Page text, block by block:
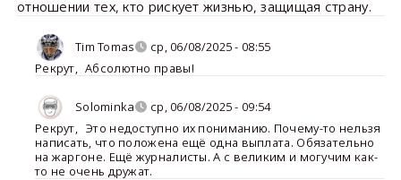
отношении тех, кто рискует жизнью, защищая страну.
Tim Tomas
ср, 06/08/2025 - 08:55
Рекрут
Абсолютно правы!
Solominka
ср, 06/08/2025 - 09:54
Рекрут
Это недоступно их пониманию. Почему-то нельзя
написать, что положена ещё одна выплата. Обязательно
на жаргоне. Ещё журналисты. А с великим и могучим как-
то не очень дружат.